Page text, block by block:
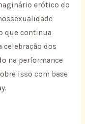
erótico do
que continua
celebração dos
na performance
isso com base